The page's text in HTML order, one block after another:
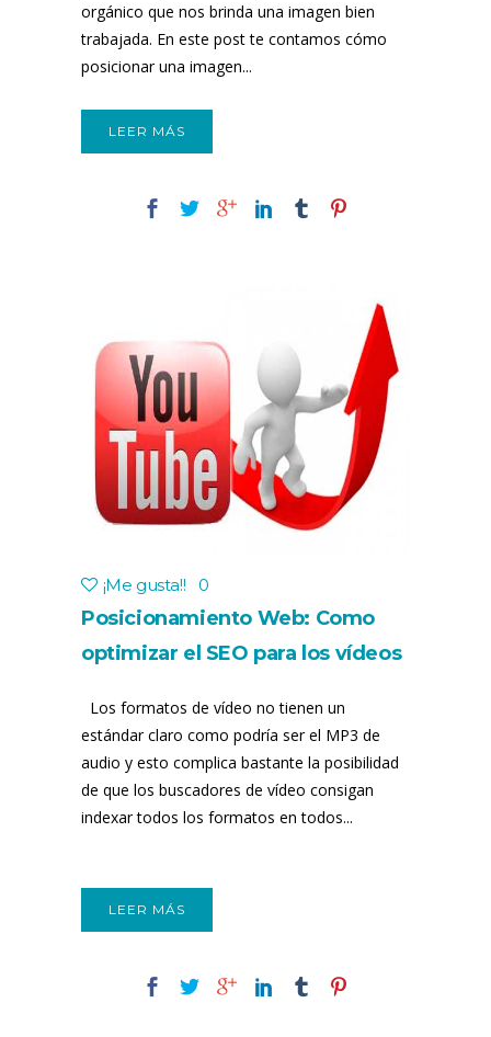
orgánico que nos brinda una imagen bien
trabajada. En este post te contamos cómo
posicionar una imagen...
LEER MÁS
¡Me gusta!! 0
Posicionamiento Web: Como
optimizar el SEO para los vídeos
Los formatos de vídeo no tienen un
estándar claro como podría ser el MP3 de
audio y esto complica bastante la posibilidad
de que los buscadores de vídeo consigan
indexar todos los formatos en todos...
LEER MÁS